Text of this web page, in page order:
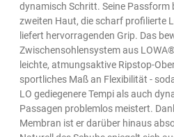
dynamisch Schritt. Seine Passform
zweiten Haut, die scharf profilierte
liefert hervorragenden Grip. Das
Zwischensohlensystem aus
leichte, atmungsaktive Ripstop-
sportliches Maß an Flexibilität -
LO gediegenere Tempi als auch
Passagen problemlos meistert.
Membran ist er darüber hinaus